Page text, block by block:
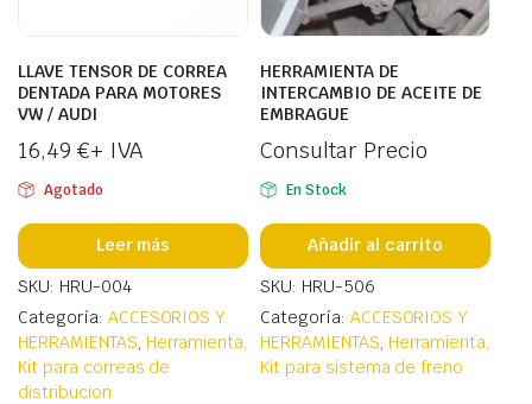
LLAVE TENSOR DE CORREA
DENTADA PARA MOTORES
VW / AUDI
16,49 €+ IVA
Agotado
Leer más
SKU: HRU-004
Categoría: ACCESORIOS Y
HERRAMIENTAS, Herramienta,
Kit para correas de
distribucion
HERRAMIENTA DE
INTERCAMBIO DE ACEITE DE
EMBRAGUE
Consultar Precio
En Stock
Añadir al carrito
SKU: HRU-506
Categoría: ACCESORIOS Y
HERRAMIENTAS, Herramienta,
Kit para sistema de freno